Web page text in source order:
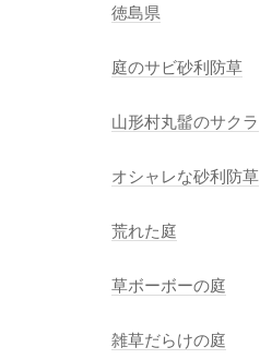
徳島県
庭のサビ砂利防草
山形村丸髷のサクラ
オシャレな砂利防草
荒れた庭
草ボーボーの庭
雑草だらけの庭